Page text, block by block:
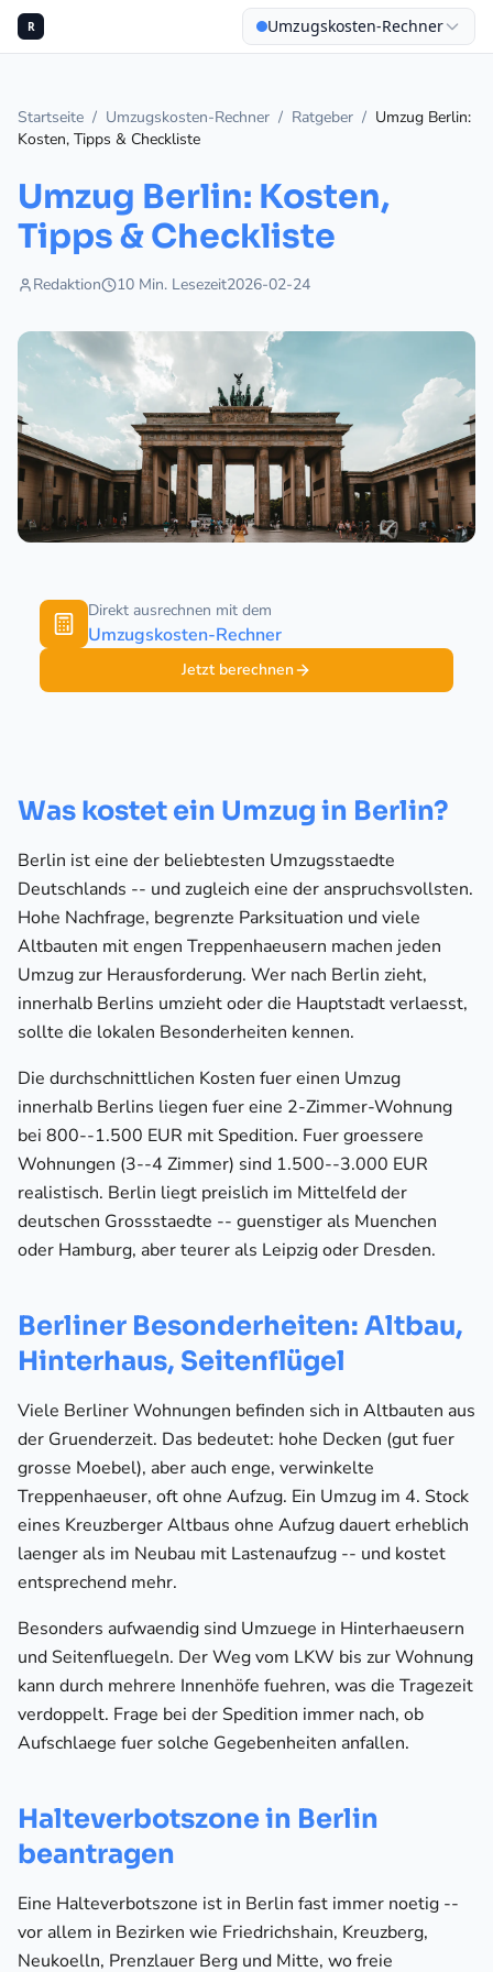
R Umzugskosten-Rechner
Startseite / Umzugskosten-Rechner / Ratgeber / Umzug Berlin:
Kosten, Tipps & Checkliste
Umzug Berlin: Kosten,
Tipps & Checkliste
Redaktion 10 Min. Lesezeit2026-02-24
Direkt ausrechnen mit dem
Umzugskosten-Rechner
Jetzt berechnen
Was kostet ein Umzug in Berlin?
Berlin ist eine der beliebtesten Umzugsstaedte
Deutschlands -- und zugleich eine der anspruchsvollsten.
Hohe Nachfrage, begrenzte Parksituation und viele
Altbauten mit engen Treppenhaeusern machen jeden
Umzug zur Herausforderung. Wer nach Berlin zieht,
innerhalb Berlins umzieht oder die Hauptstadt verlaesst,
sollte die lokalen Besonderheiten kennen.
Die durchschnittlichen Kosten fuer einen Umzug
innerhalb Berlins liegen fuer eine 2-Zimmer-Wohnung
bei 800--1.500 EUR mit Spedition. Fuer groessere
Wohnungen (3--4 Zimmer) sind 1.500--3.000 EUR
realistisch. Berlin liegt preislich im Mittelfeld der
deutschen Grossstaedte -- guenstiger als Muenchen
oder Hamburg, aber teurer als Leipzig oder Dresden.
Berliner Besonderheiten: Altbau,
Hinterhaus, Seitenflügel
Viele Berliner Wohnungen befinden sich in Altbauten aus
der Gruenderzeit. Das bedeutet: hohe Decken (gut fuer
grosse Moebel), aber auch enge, verwinkelte
Treppenhaeuser, oft ohne Aufzug. Ein Umzug im 4. Stock
eines Kreuzberger Altbaus ohne Aufzug dauert erheblich
laenger als im Neubau mit Lastenaufzug -- und kostet
entsprechend mehr.
Besonders aufwaendig sind Umzuege in Hinterhaeusern
und Seitenfluegeln. Der Weg vom LKW bis zur Wohnung
kann durch mehrere Innenhöfe fuehren, was die Tragezeit
verdoppelt. Frage bei der Spedition immer nach, ob
Aufschlaege fuer solche Gegebenheiten anfallen.
Halteverbotszone in Berlin
beantragen
Eine Halteverbotszone ist in Berlin fast immer noetig --
vor allem in Bezirken wie Friedrichshain, Kreuzberg,
Neukoelln, Prenzlauer Berg und Mitte, wo freie